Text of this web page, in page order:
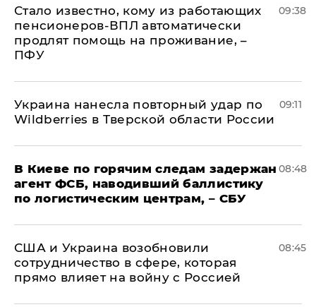
Стало известно, кому из работающих
пенсионеров-ВПЛ автоматически
продлят помощь на проживание, –
ПФУ
09:38
Украина нанесла повторный удар по
Wildberries в Тверской области России
09:11
В Киеве по горячим следам задержан
агент ФСБ, наводивший баллистику
по логистическим центрам, – СБУ
08:48
США и Украина возобновили
сотрудничество в сфере, которая
прямо влияет на войну с Россией
08:45